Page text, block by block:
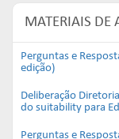
MATERIAIS DE
Perguntas e
edição)
Deliberação
do suitability para
Perguntas e